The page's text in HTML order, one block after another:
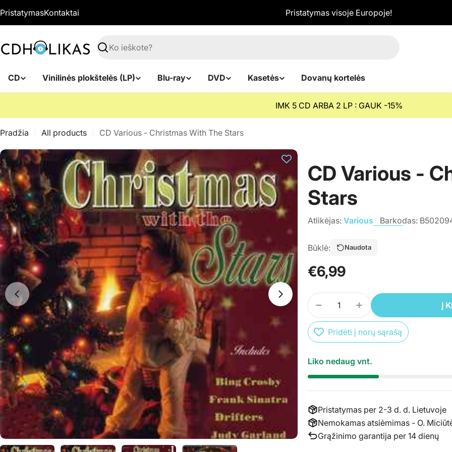
prie
PristatymasKontaktai Pristatymas visoje Europoje!
Paieška
CD Vinilinės plokštelės (LP) Blu-ray DVD Kasetės Dovanų kortelės
IMK 5 CD ARBA 2 LP : GAUK -15%
Pradžia All products CD Various - Christmas With The Stars
Atidaryti mediją 0 atskirame lange
Atidaryti mediją 1 atskirame lange
CD Various -
Stars
Atlikėjas: Various Barkodas:
Būklė: Naudota
Įprasta
kaina
€6,99
Kiekis
SUMAŽINTI PREKĖS CD
PADIDINTI PREKĖS
Į
Pridėti į norų sąrašą
Liko nedaug vnt.
Pristatymas per 2-3 d. d. Lietuvoje
Nemokamas atsiėmimas - O.
Grąžinimo garantija per 14 dienų